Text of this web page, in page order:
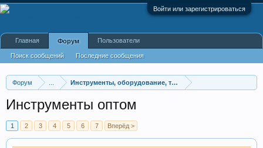
Войти или зарегистрироваться
Форум Инструменты, оборудование, техника
Инструменты оптом
1 2 3 4 5 6 7 Вперёд >
Главная Форум
Поиск сообщений Последние сообщения
Пользователи